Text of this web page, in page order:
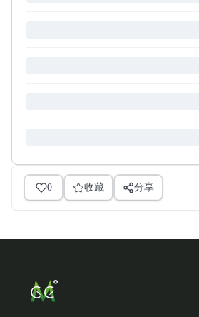
0 收藏 分享